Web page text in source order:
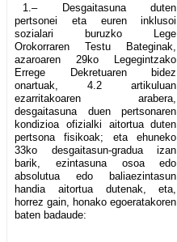
1.– Desgaitasuna duten
pertsonei eta euren inklusoi
sozialari buruzko Lege
Orokorraren Testu Bateginak,
azaroaren 29ko Legegintzako
Errege Dekretuaren bidez
onartuak, 4.2 artikuluan
ezarritakoaren arabera,
desgaitasuna duen pertsonaren
kondizioa ofizialki aitortua duten
pertsona fisikoak; eta ehuneko
33ko desgaitasun-gradua izan
barik, ezintasuna osoa edo
absolutua edo baliaezintasun
handia aitortua dutenak, eta,
horrez gain, honako egoeratakoren
baten badaude: